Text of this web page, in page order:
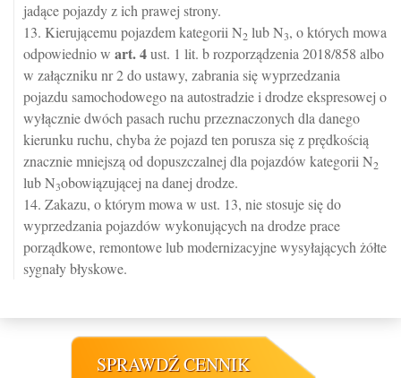
jadące pojazdy z ich prawej strony.
13. Kierującemu pojazdem kategorii N2 lub N3, o których mowa
odpowiednio w art.4ust. 1 lit. b rozporządzenia 2018/858 albo
w załączniku nr 2 do ustawy, zabrania się wyprzedzania
pojazdu samochodowego na autostradzie i drodze ekspresowej o
wyłącznie dwóch pasach ruchu przeznaczonych dla danego
kierunku ruchu, chyba że pojazd ten porusza się z prędkością
znacznie mniejszą od dopuszczalnej dla pojazdów kategorii N2
lub N3obowiązującej na danej drodze.
14. Zakazu, o którym mowa w ust. 13, nie stosuje się do
wyprzedzania pojazdów wykonujących na drodze prace
porządkowe, remontowe lub modernizacyjne wysyłających żółte
sygnały błyskowe.
SPRAWDŹ CENNIK